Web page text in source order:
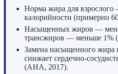
Норма жира для взрослого
калорийности (примерно
Насыщенных жиров —
трансжиров — меньше 1%
Замена насыщенного
снижает сердечно-
(AHA, 2017).